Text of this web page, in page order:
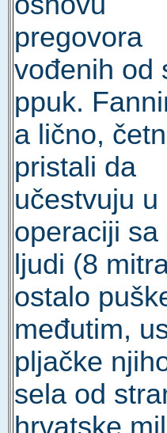
pregovora
vođenih od
ppuk.
a lično,
pristali da
učestvuju u
operaciji sa
ljudi (8
ostalo
međutim,
pljačke
sela od
hrvatske